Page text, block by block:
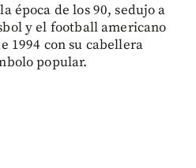
época de los 90, sedujo a
y el football americano
1994 con su cabellera
popular.